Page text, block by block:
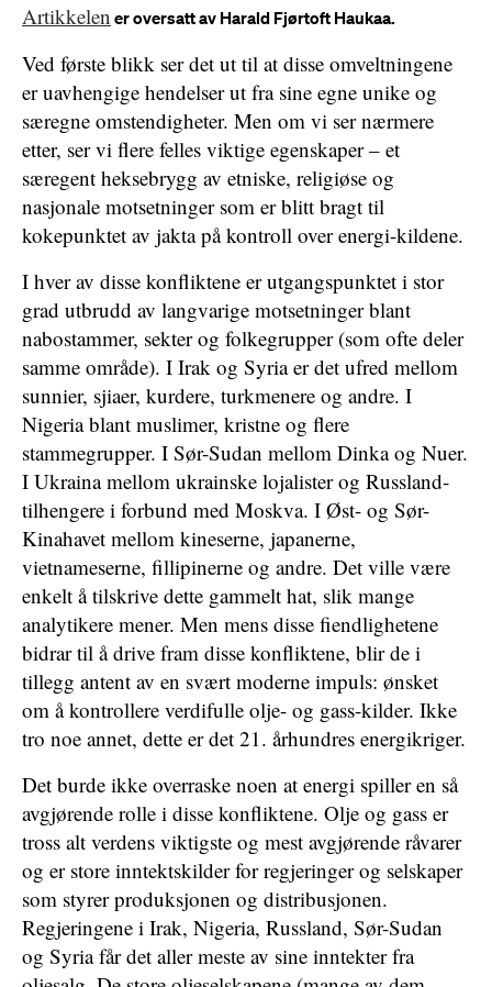
Artikkelen er oversatt av Harald Fjørtoft Haukaa.
Ved første blikk ser det ut til at disse omveltningene
er uavhengige hendelser ut fra sine egne unike og
særegne omstendigheter. Men om vi ser nærmere
etter, ser vi flere felles viktige egenskaper – et
særegent heksebrygg av etniske, religiøse og
nasjonale motsetninger som er blitt bragt til
kokepunktet av jakta på kontroll over energi-kildene.
I hver av disse konfliktene er utgangspunktet i stor
grad utbrudd av langvarige motsetninger blant
nabostammer, sekter og folkegrupper (som ofte deler
samme område). I Irak og Syria er det ufred mellom
sunnier, sjiaer, kurdere, turkmenere og andre. I
Nigeria blant muslimer, kristne og flere
stammegrupper. I Sør-Sudan mellom Dinka og Nuer.
I Ukraina mellom ukrainske lojalister og Russland-
tilhengere i forbund med Moskva. I Øst- og Sør-
Kinahavet mellom kineserne, japanerne,
vietnameserne, fillipinerne og andre. Det ville være
enkelt å tilskrive dette gammelt hat, slik mange
analytikere mener. Men mens disse fiendlighetene
bidrar til å drive fram disse konfliktene, blir de i
tillegg antent av en svært moderne impuls: ønsket
om å kontrollere verdifulle olje- og gass-kilder. Ikke
tro noe annet, dette er det 21. århundres energikriger.
Det burde ikke overraske noen at energi spiller en så
avgjørende rolle i disse konfliktene. Olje og gass er
tross alt verdens viktigste og mest avgjørende råvarer
og er store inntektskilder for regjeringer og selskaper
som styrer produksjonen og distribusjonen.
Regjeringene i Irak, Nigeria, Russland, Sør-Sudan
og Syria får det aller meste av sine inntekter fra